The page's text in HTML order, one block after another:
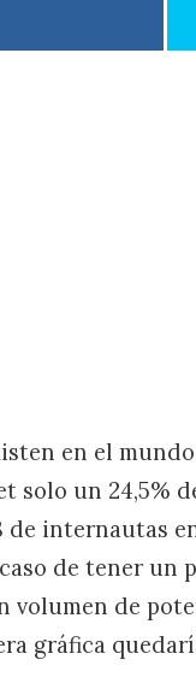
en el
solo un 24,5%
de internautas
de tener un
volumen de
gráfica